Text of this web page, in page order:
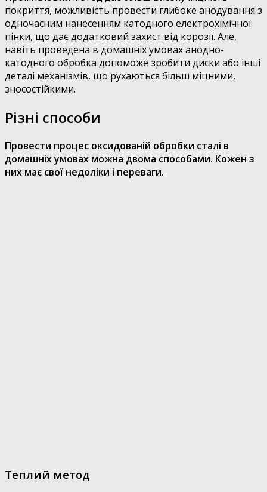
покриття, можливість провести глибоке анодування з
одночасним нанесенням катодного електрохімічної
пінки, що дає додатковий захист від корозії. Але,
навіть проведена в домашніх умовах анодно-
катодного обробка допоможе зробити диски або інші
деталі механізмів, що рухаються більш міцними,
зносостійкими.
Різні способи
Провести процес оксидованій обробки сталі в
домашніх умовах можна двома способами. Кожен з
них має свої недоліки і переваги.
Теплий метод